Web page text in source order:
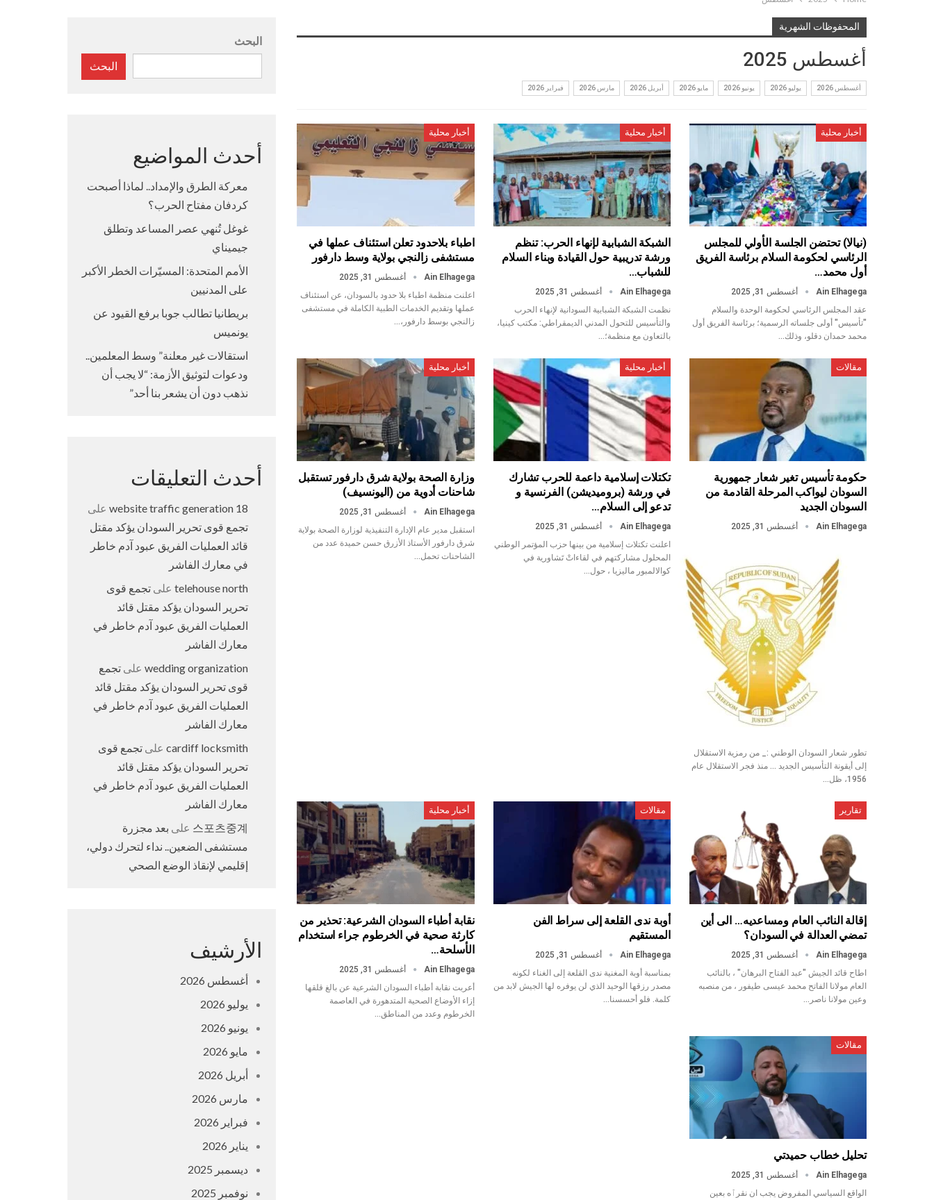
المحفوظات الشهرية
أغسطس 2025
أغسطس 2026 يوليو 2026 يونيو 2026 مايو 2026 أبريل 2026 مارس 2026 فبراير 2026
أخبار محلية
(نيالا) تحتضن الجلسة الأولي للمجلس
الرئاسي لحكومة السلام برئاسة الفريق
أول محمد…
Ain Elhagega
أغسطس 31, 2025
عقد المجلس الرئاسي لحكومة الوحدة والسلام
"تأسيس" أولى جلساته الرسمية؛ برئاسة الفريق أول
محمد حمدان دقلو، وذلك…
أخبار محلية
الشبكة الشبابية لإنهاء الحرب: تنظم
ورشة تدريبية حول القيادة وبناء السلام
للشباب…
Ain Elhagega
أغسطس 31, 2025
نظمت الشبكة الشبابية السودانية لإنهاء الحرب
والتأسيس للتحول المدني الديمقراطي: مكتب كينيا،
بالتعاون مع منظمة؛…
أخبار محلية
اطباء بلاحدود تعلن استئناف عملها في
مستشفى زالنجي بولاية وسط دارفور
Ain Elhagega
أغسطس 31, 2025
اعلنت منظمة اطباء بلا حدود بالسودان، عن استئناف
عملها وتقديم الخدمات الطبية الكاملة في مستشفى
زالنجي بوسط دارفور،…
مقالات
حكومة تأسيس تغير شعار جمهورية
السودان ليواكب المرحلة القادمة من
السودان الجديد
Ain Elhagega أغسطس 31, 2025
تطور شعار السودان الوطني :_ من رمزية الاستقلال
إلى أيقونة التأسيس الجديد ... منذ فجر الاستقلال عام
1956، ظل…
أخبار محلية
تكتلات إسلامية داعمة للحرب تشارك
في ورشة (بروميديشن) الفرنسية و
تدعو إلى السلام…
Ain Elhagega
أغسطس 31, 2025
اعلنت تكتلات إسلامية من بينها حزب المؤتمر الوطني
المحلول مشاركتهم في لقاءاتْ تَشاورية في
كوالالمبور ماليزيا ، حول…
أخبار محلية
وزارة الصحة بولاية شرق دارفور تستقبل
شاحنات أدوية من (اليونسيف)
Ain Elhagega
أغسطس 31, 2025
استقبل مدير عام الإدارة التنفيذية لوزارة الصحة بولاية
شرق دارفور الأستاذ الأزرق حسن حميدة عدد من
الشاحنات تحمل…
تقارير
إقالة النائب العام ومساعديه… الى أين
تمضي العدالة في السودان؟
Ain Elhagega
أغسطس 31, 2025
اطاح قائد الجيش "عبد الفتاح البرهان" ، بالنائب
العام مولانا الفاتح محمد عيسى طيفور ، من منصبه
وعين مولانا ناصر…
مقالات
أوبة ندى القلعة إلى سراط الفن
المستقيم
Ain Elhagega
أغسطس 31, 2025
بمناسبة أوبة المغنية ندى القلعة إلى الغناء لكونه
مصدر رزقها الوحيد الذي لن يوفره لها الجيش لابد من
كلمة. فلو أحسسنا…
أخبار محلية
نقابة أطباء السودان الشرعية: تحذير من
كارثة صحية في الخرطوم جراء استخدام
الأسلحة…
Ain Elhagega
أغسطس 31, 2025
أعربت نقابة أطباء السودان الشرعية عن بالغ قلقها
إزاء الأوضاع الصحية المتدهورة في العاصمة
الخرطوم وعدد من المناطق…
مقالات
تحليل خطاب حميدتي
Ain Elhagega
أغسطس 31, 2025
الواقع السياسي المفروض يجب ان نقرٱه بعين
البحث
البحث
أحدث المواضيع
معركة الطرق والإمداد.. لماذا أصبحت
كردفان مفتاح الحرب؟
غوغل تُنهي عصر المساعد وتطلق
جيميناي
الأمم المتحدة: المسيّرات الخطر الأكبر
على المدنيين
بريطانيا تطالب جوبا برفع القيود عن
يونميس
استقالات غير معلنة” وسط المعلمين..
ودعوات لتوثيق الأزمة: “لا يجب أن
نذهب دون أن يشعر بنا أحد”
أحدث التعليقات
18 website traffic generation
على
تجمع قوى تحرير السودان يؤكد مقتل
قائد العمليات الفريق عبود آدم خاطر
في معارك الفاشر
telehouse northعلى تجمع قوى
تحرير السودان يؤكد مقتل قائد
العمليات الفريق عبود آدم خاطر في
معارك الفاشر
wedding organizationعلى تجمع
قوى تحرير السودان يؤكد مقتل قائد
العمليات الفريق عبود آدم خاطر في
معارك الفاشر
cardiff locksmithعلى تجمع قوى
تحرير السودان يؤكد مقتل قائد
العمليات الفريق عبود آدم خاطر في
معارك الفاشر
스포츠중계 على بعد مجزرة
مستشفى الضعين.. نداء لتحرك دولي،
إقليمي لإنقاذ الوضع الصحي
الأرشيف
أغسطس 2026
يوليو 2026
يونيو 2026
مايو 2026
أبريل 2026
مارس 2026
فبراير 2026
يناير 2026
ديسمبر 2025
نوفمبر 2025